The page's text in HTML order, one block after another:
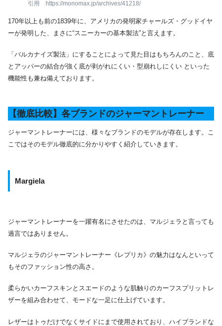
引用 https://monomax.jp/archives/41218/
170年以上も前の1839年に、アメリカの発明家チャールズ・グッドイヤ
ーが発明した、まさに“スニーカーの基本製法”と言えます。
「バルカナイズ製法」にすることによって見た目はもちろんのこと、底
とアッパーの結合が強く底が剥がれにくい・型崩れしにくい といった
機能性も兼ね備えております。
【徹底比較】各ブランドのジャーマントレーナー
ジャーマントレーナーには、様々なブランドのモデルが存在します。こ
こではそのモデル徹底的に分かりやすく紹介していきます。
Margiela
ジャーマントレーナーを一躍有名にさせたのは、マルジェラと言っても
過言ではありません。
マルジェラのジャーマントレーナー《レプリカ》の魅力はなんといって
もそのファッション性の高さ。
柔らかいカーフスキンとスエードのような肌触りのカーフスプリットレ
ザーを組み合わせて、モードな一足に仕上げています。
レザーはトゥだけでなくサイドにまで使用されており、ハイブランドな